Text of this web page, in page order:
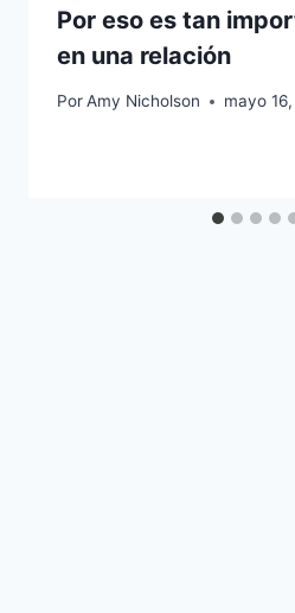
Por eso es tan
en una relación
PorAmy Nicholson mayo